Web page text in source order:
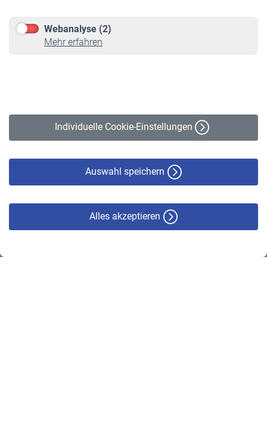
Webanalyse (2)
Mehr erfahren
Individuelle Cookie-Einstellungen
Auswahl speichern
Alles akzeptieren
Online-Rechner
VBLnewsletter
Erklärung zur Barrierefreiheit
© VBL 2026